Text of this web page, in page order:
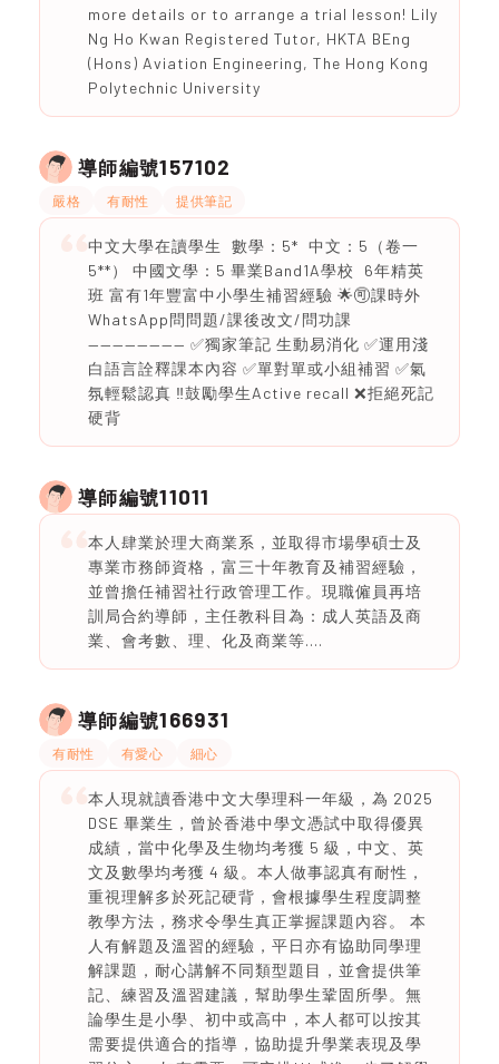
more details or to arrange a trial lesson! Lily
Ng Ho Kwan Registered Tutor, HKTA BEng
(Hons) Aviation Engineering, The Hong Kong
Polytechnic University
導師編號157102
嚴格 有耐性 提供筆記
中文大學在讀學生 數學：5* 中文：5（卷一
5**） 中國文學：5 畢業Band1A學校 6年精英
班 富有1年豐富中小學生補習經驗 🌟🉑課時外
WhatsApp問問題/課後改文/問功課
———————— ✅獨家筆記 生動易消化 ✅運用淺
白語言詮釋課本內容 ✅單對單或小組補習 ✅氣
氛輕鬆認真 ‼️鼓勵學生Active recall ❌拒絕死記
硬背
導師編號11011
本人肆業於理大商業系，並取得市場學碩士及
專業市務師資格，富三十年教育及補習經驗，
並曾擔任補習社行政管理工作。現職僱員再培
訓局合約導師，主任教科目為：成人英語及商
業、會考數、理、化及商業等....
導師編號166931
有耐性 有愛心 細心
本人現就讀香港中文大學理科一年級，為 2025
DSE 畢業生，曾於香港中學文憑試中取得優異
成績，當中化學及生物均考獲 5 級，中文、英
文及數學均考獲 4 級。本人做事認真有耐性，
重視理解多於死記硬背，會根據學生程度調整
教學方法，務求令學生真正掌握課題內容。 本
人有解題及溫習的經驗，平日亦有協助同學理
解課題，耐心講解不同類型題目，並會提供筆
記、練習及溫習建議，幫助學生鞏固所學。無
論學生是小學、初中或高中，本人都可以按其
需要提供適合的指導，協助提升學業表現及學